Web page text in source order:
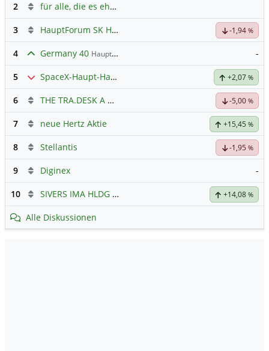
2 für alle, die es ehrlich meinen beim Traden.
3 HauptForum SK HYNIC -1,94 %
4 Germany 40 Hauptdiskussion -
5 SpaceX-Haupt-Hauptforum +2,07 %
6 THE TRA.DESK A DL-,000001 -5,00 %
7 neue Hertz Aktie +15,45 %
8 Stellantis -1,95 %
9 Diginex -
10 SIVERS IMA HLDG Hauptdiskussion +14,08 %
Alle Diskussionen